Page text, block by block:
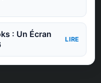
: Un Écran
LIRE